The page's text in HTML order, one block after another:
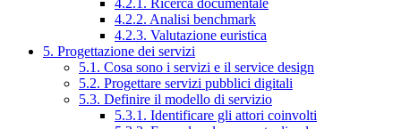
4.2.1. Ricerca documentale
4.2.2. Analisi benchmark
4.2.3. Valutazione euristica
5. Progettazione dei servizi
5.1. Cosa sono i servizi e il service design
5.2. Progettare servizi pubblici digitali
5.3. Definire il modello di servizio
5.3.1. Identificare gli attori coinvolti